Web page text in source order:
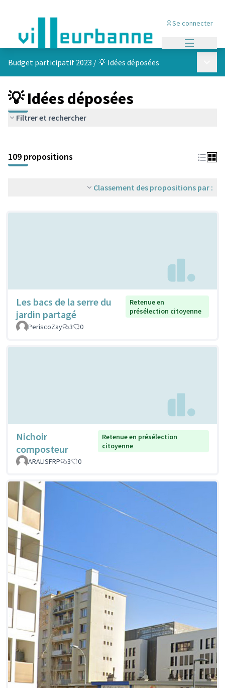
Se connecter
Budget participatif 2023 /💡 Idées déposées
💡 Idées déposées
Filtrer et rechercher
+
−
109 propositions
Classement des propositions par :
Les bacs de la serre du
jardin partagé
Retenue en
présélection citoyenne
PeriscoZay
3 0
Nichoir
composteur
Retenue en présélection
citoyenne
ARALISFRP
3 0